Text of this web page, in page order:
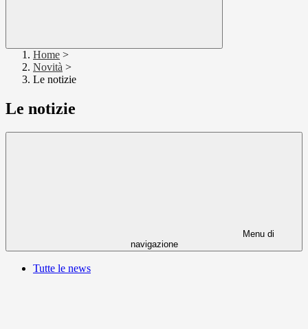
Home >
Novità >
Le notizie
Le notizie
Menu di
navigazione
Tutte le news